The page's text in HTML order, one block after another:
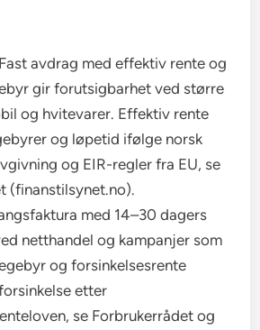
avdrag med effektiv rente og
gir forutsigbarhet ved større
og hvitevarer. Effektiv rente
og løpetid ifølge norsk
og EIR-regler fra EU, se
(finanstilsynet.no).
med 14–30 dagers
netthandel og kampanjer som
og forsinkelsesrente
etter
se Forbrukerrådet og